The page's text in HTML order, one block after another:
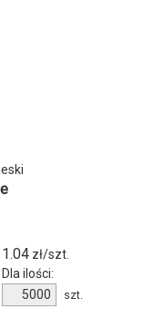
1.04zł/szt.
Dla ilości:
Ilość
produktu
szt.